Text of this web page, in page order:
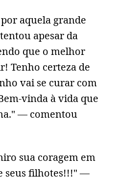
aquela grande
apesar da
que o melhor
Tenho certeza de
vai se curar com
vinda à vida que
— comentou
sua coragem em
seus filhotes!!!" —